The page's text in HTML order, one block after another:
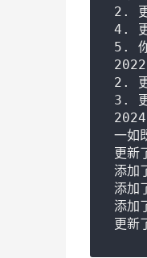
2. 更
4. 更
5. 你
2. 更
3. 更
一如
更新
添加
添加
添加
更新